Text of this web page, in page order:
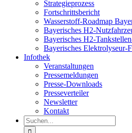
Strategieprozess
Fortschrittsbericht
Wasserstoff-Roadmap
Bayerisches H2-
Bayerisches H2-
Bayerisches Elektrolyseur-
Infothek
Veranstaltungen
Pressemeldungen
Presse-Downloads
Presseverteiler
Newsletter
Kontakt
Suche
nach: